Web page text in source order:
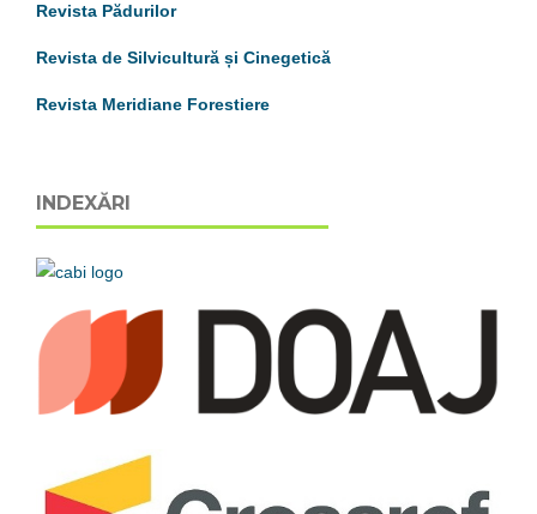
Revista Pădurilor
Revista de Silvicultură și Cinegetică
Revista Meridiane Forestiere
INDEXĂRI